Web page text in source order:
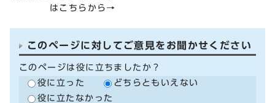
はこちらから→
このページに対してご意見をお聞かせください
このページは役に立ちましたか？
役に立った
どちらともいえない
役に立たなかった